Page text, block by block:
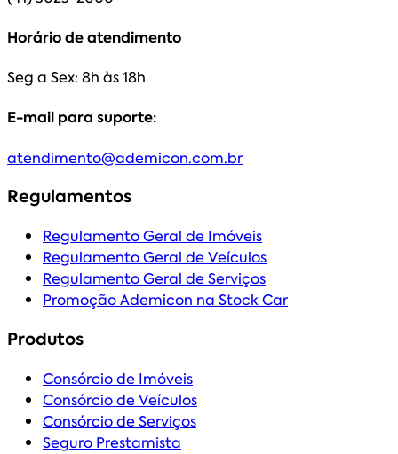
Horário de atendimento
Seg a Sex: 8h às 18h
E-mail para suporte:
atendimento@ademicon.com.br
Regulamentos
Regulamento Geral de Imóveis
Regulamento Geral de Veículos
Regulamento Geral de Serviços
Promoção Ademicon na Stock Car
Produtos
Consórcio de Imóveis
Consórcio de Veículos
Consórcio de Serviços
Seguro Prestamista